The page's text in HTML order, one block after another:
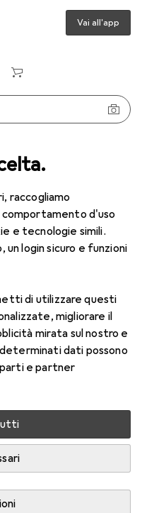
raccogliamo
d'uso
e tecnologie simili.
login sicuro e funzioni
di utilizzare questi
migliorare il
mirata sul nostro e
dati possono
e partner
Vai all'app
per l'astigmatismo
per
8
fornitore
carrello